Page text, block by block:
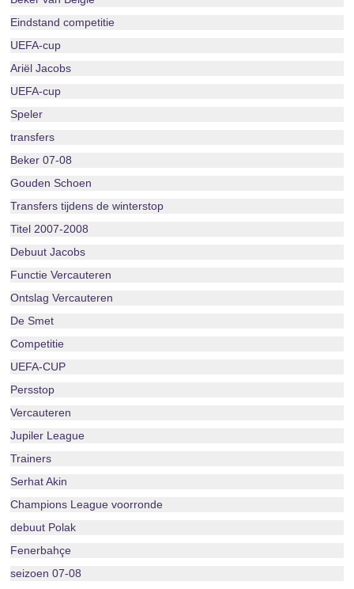
Eindstand competitie
UEFA-cup
Ariël Jacobs
UEFA-cup
Speler
transfers
Beker 07-08
Gouden Schoen
Transfers tijdens de winterstop
Titel 2007-2008
Debuut Jacobs
Functie Vercauteren
Ontslag Vercauteren
De Smet
Competitie
UEFA-CUP
Persstop
Vercauteren
Jupiler League
Trainers
Serhat Akin
Champions League voorronde
debuut Polak
Fenerbahçe
seizoen 07-08